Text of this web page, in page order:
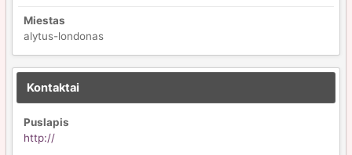
Miestas
alytus-londonas
Kontaktai
Puslapis
http://